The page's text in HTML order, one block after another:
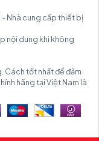
- Nhà cung cấp thiết bị
nội dung khi không
Cách tốt nhất để đảm
hãng tại Việt Nam là